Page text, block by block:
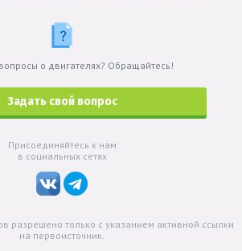
о двигателях? Обращайтесь!
Задать свой вопрос
Присоединяйтесь к нам
в социальных сетях
разрешено только с указанием активной ссылки
на первоисточник.